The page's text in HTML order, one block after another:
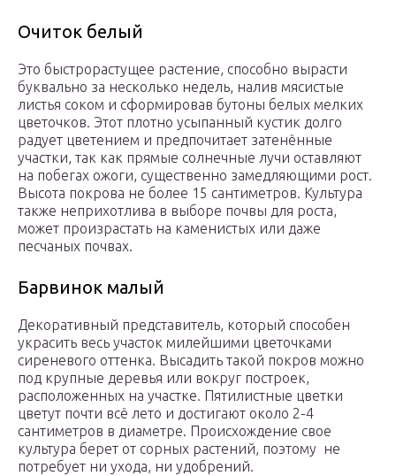
Очиток белый
Это быстрорастущее растение, способно вырасти
буквально за несколько недель, налив мясистые
листья соком и сформировав бутоны белых мелких
цветочков. Этот плотно усыпанный кустик долго
радует цветением и предпочитает затенённые
участки, так как прямые солнечные лучи оставляют
на побегах ожоги, существенно замедляющими рост.
Высота покрова не более 15 сантиметров. Культура
также неприхотлива в выборе почвы для роста,
может произрастать на каменистых или даже
песчаных почвах.
Барвинок малый
Декоративный представитель, который способен
украсить весь участок милейшими цветочками
сиреневого оттенка. Высадить такой покров можно
под крупные деревья или вокруг построек,
расположенных на участке. Пятилистные цветки
цветут почти всё лето и достигают около 2-4
сантиметров в диаметре. Происхождение свое
культура берет от сорных растений, поэтому не
потребует ни ухода, ни удобрений.